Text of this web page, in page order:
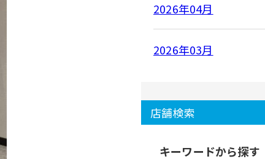
2026年04月
2026年03月
店舗検索
キーワードから探す